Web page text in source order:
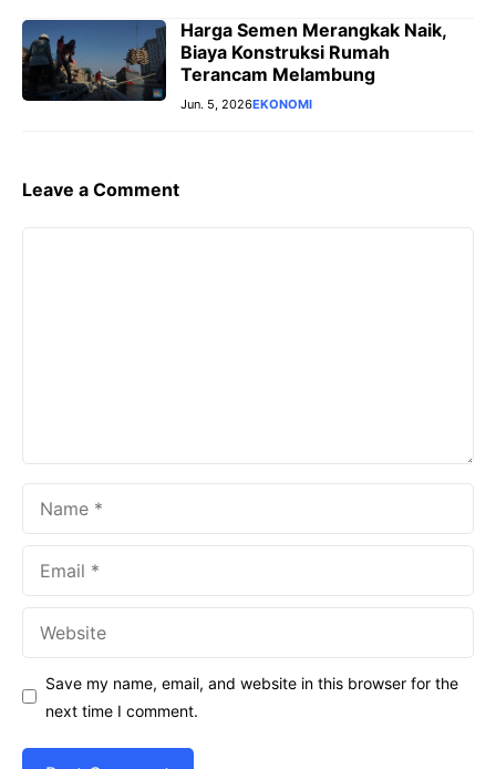
Harga Semen Merangkak Naik,
Biaya Konstruksi Rumah
Terancam Melambung
Jun. 5, 2026EKONOMI
Leave a Comment
Save my name, email, and website in this browser for the
next time I comment.